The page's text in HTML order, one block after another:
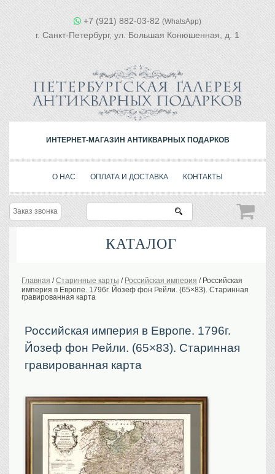
+7 (921) 882-03-82 (WhatsApp)
г. Санкт-Петербург, ул. Большая Конюшенная, д. 1
ИНТЕРНЕТ-МАГАЗИН АНТИКВАРНЫХ ПОДАРКОВ
О НАС ОПЛАТА И ДОСТАВКА КОНТАКТЫ
Заказ звонка
КАТАЛОГ
История Российской империи. Обычаи
Портреты царской семьи
Старинные планы городов
Санкт-Петербург
Российская империя
Прочие
Старинные карты
Российская империя
Главная /Старинные карты / Российская империя / Российская
империя в Европе. 1796г. Йозеф фон Рейли. (65×83). Старинная
гравированная карта
Российская империя в Европе. 1796г.
Йозеф фон Рейли. (65×83). Старинная
гравированная карта